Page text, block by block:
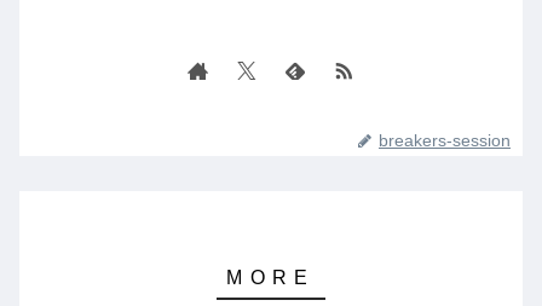
breakers-session